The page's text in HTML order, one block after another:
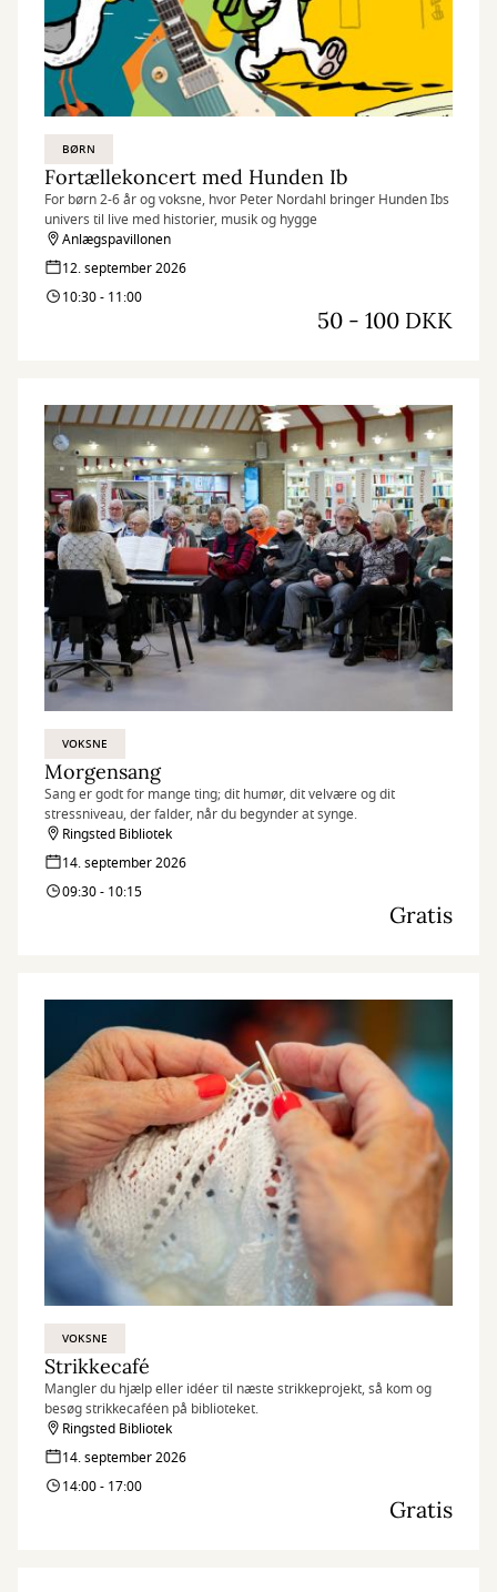
BØRN
Fortællekoncert med Hunden Ib
For børn 2-6 år og voksne, hvor Peter Nordahl bringer Hunden Ibs
univers til live med historier, musik og hygge
Anlægspavillonen
12. september 2026
10:30 - 11:00
50 - 100 DKK
VOKSNE
Morgensang
Sang er godt for mange ting; dit humør, dit velvære og dit
stressniveau, der falder, når du begynder at synge.
Ringsted Bibliotek
14. september 2026
09:30 - 10:15
Gratis
VOKSNE
Strikkecafé
Mangler du hjælp eller idéer til næste strikkeprojekt, så kom og
besøg strikkecaféen på biblioteket.
Ringsted Bibliotek
14. september 2026
14:00 - 17:00
Gratis